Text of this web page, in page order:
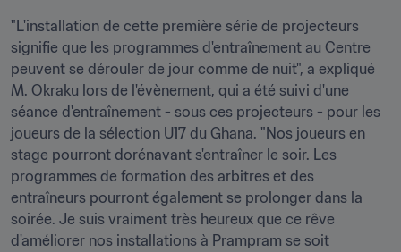
"L'installation de cette première série de projecteurs
signifie que les programmes d'entraînement au Centre
peuvent se dérouler de jour comme de nuit", a expliqué
M. Okraku lors de l'évènement, qui a été suivi d'une
séance d'entraînement - sous ces projecteurs - pour les
joueurs de la sélection U17 du Ghana. "Nos joueurs en
stage pourront dorénavant s'entraîner le soir. Les
programmes de formation des arbitres et des
entraîneurs pourront également se prolonger dans la
soirée. Je suis vraiment très heureux que ce rêve
d'améliorer nos installations à Prampram se soit